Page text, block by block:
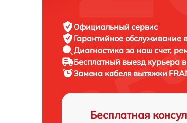
Официальный сервис
Гарантийное обслуживание
Диагностика за наш счет,
Бесплатный выезд курьера
Замена кабеля вытяжки
Бесплатная